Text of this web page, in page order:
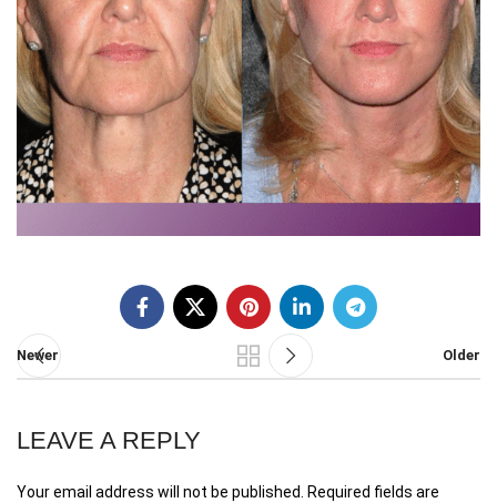
Newer Older
LEAVE A REPLY
Your email address will not be published.
Required fields are